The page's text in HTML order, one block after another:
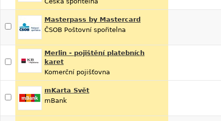
Masterpass by Mastercard
ČSOB Poštovní spořitelna
Merlin - pojištění platebních
karet
Komerční pojišťovna
mKarta Svět
mBank